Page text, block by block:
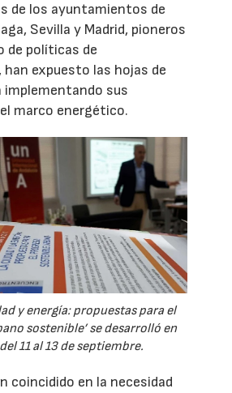
de los ayuntamientos de
Sevilla y Madrid, pioneros
de políticas de
expuesto las hojas de
implementando sus
marco energético.
y energía: propuestas para el
sostenible’ se desarrolló en
11 al 13 de septiembre.
coincidido en la necesidad